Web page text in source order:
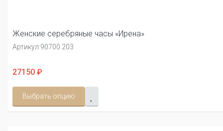
Женские серебряные часы «Ирена»
Артикул:90700.203
27150 ₽
Выбрать опцию